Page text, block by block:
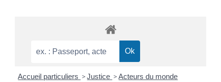
Accueil particuliers > Justice > Acteurs du monde